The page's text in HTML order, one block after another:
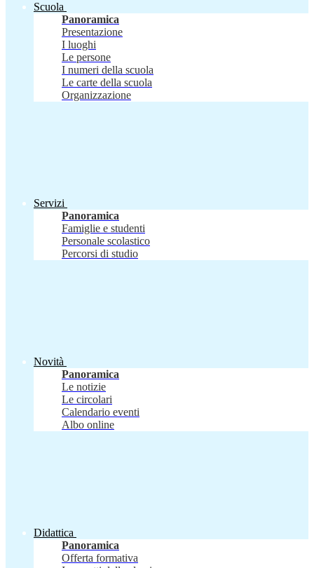
Scuola
Panoramica
Presentazione
I luoghi
Le persone
I numeri della scuola
Le carte della scuola
Organizzazione
Servizi
Panoramica
Famiglie e studenti
Personale scolastico
Percorsi di studio
Novità
Panoramica
Le notizie
Le circolari
Calendario eventi
Albo online
Didattica
Panoramica
Offerta formativa